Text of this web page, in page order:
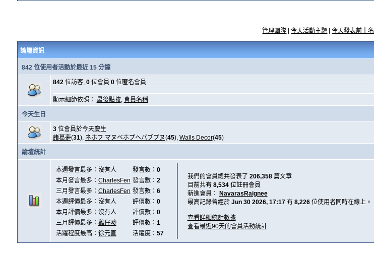
管理團隊 |今天活動主題 |今天發表前十名
論壇資訊
842 位使用者活動於最近 15 分鐘
842位訪客, 0位會員 0位匿名會員
顯示細節依照： 最後點按, 會員名稱
今天生日
3位會員於今天慶生
諸葛夢(31), ネホフ マヌベホプヘパブプヌ(45), Walls Decor(45)
論壇統計
本週發言最多：沒有人 發言數： 0
本月發言最多： CharlesFen 發言數： 2
三月發言最多： CharlesFen 發言數： 6
本週評價最多：沒有人
評價數： 0
本月評價最多：沒有人
評價數： 0
三月評價最多： 雞仔嘜 評價數： 1
活躍程度最高： 徐元直 活躍度： 57
我們的會員總共發表了 206,358篇文章
目前共有 8,534位註冊會員
新進會員： NavarasRaignee
最高記錄曾經於 Jun 30 2026, 17:17 有 8,226位使用者同時在線上。
查看詳細統計數據
查看最近90天的會員活動統計